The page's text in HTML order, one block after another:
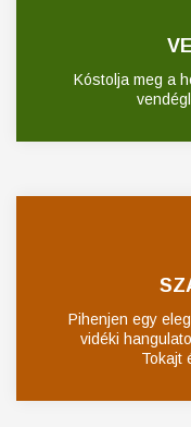
Kóstolja meg a
Pihenjen egy
vidéki
Tokajt